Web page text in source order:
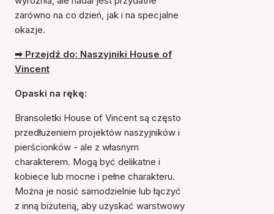
zarówno na co dzień, jak i na specjalne
okazje.
➡ Przejdź do: Naszyjniki House of
Vincent
Opaski na rękę:
Bransoletki House of Vincent są często
przedłużeniem projektów naszyjników i
pierścionków - ale z własnym
charakterem. Mogą być delikatne i
kobiece lub mocne i pełne charakteru.
Można je nosić samodzielnie lub łączyć
z inną biżuterią, aby uzyskać warstwowy